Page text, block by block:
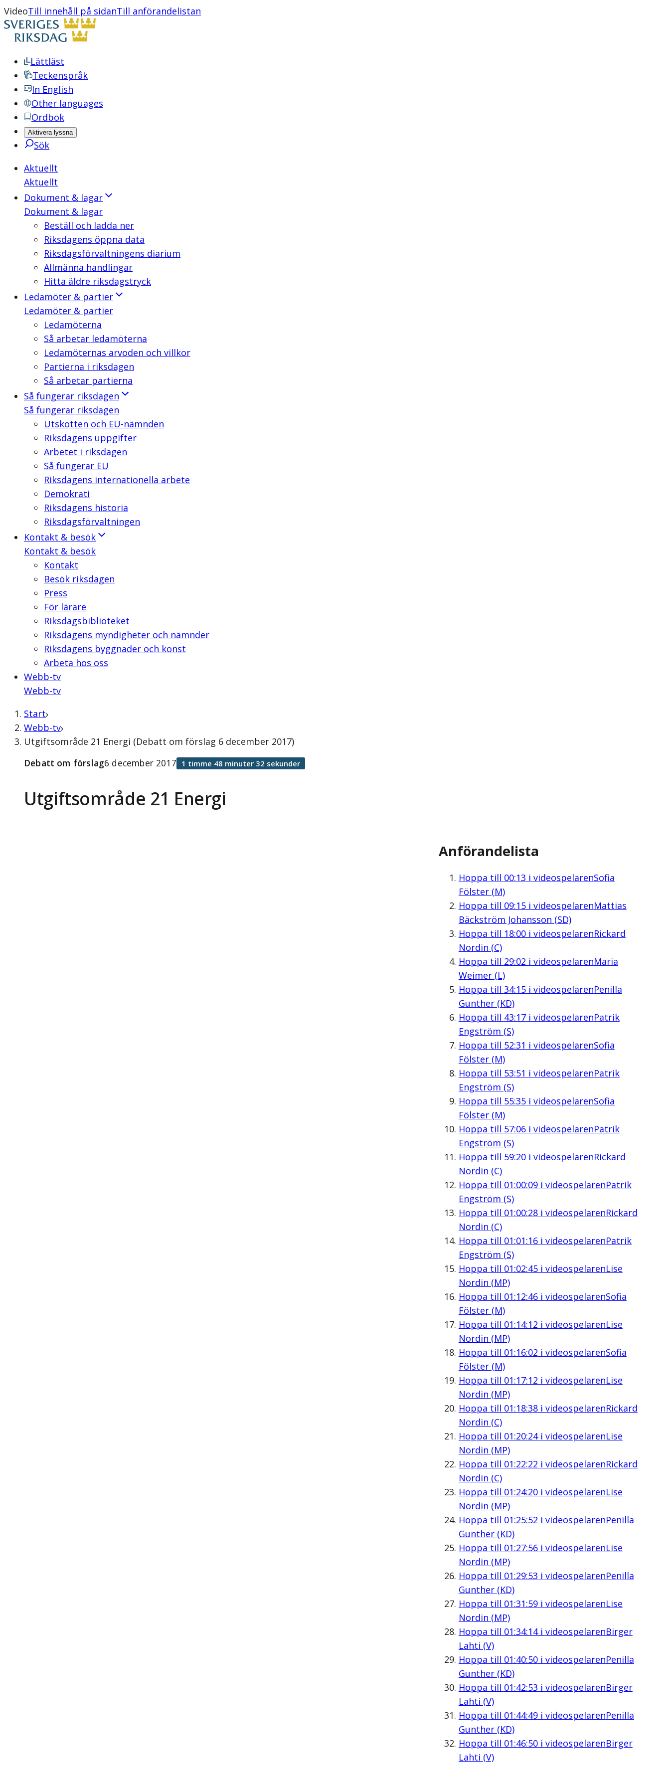
VideoTill innehåll på sidanTill anförandelistan
Lättläst
Teckenspråk
In English
Other languages
Ordbok
Aktivera lyssna
Sök
Aktuellt
Aktuellt
Dokument & lagar
Dokument & lagar
Beställ och ladda ner
Riksdagens öppna data
Riksdagsförvaltningens diarium
Allmänna handlingar
Hitta äldre riksdagstryck
Ledamöter & partier
Ledamöter & partier
Ledamöterna
Så arbetar ledamöterna
Ledamöternas arvoden och villkor
Partierna i riksdagen
Så arbetar partierna
Så fungerar riksdagen
Så fungerar riksdagen
Utskotten och EU-nämnden
Riksdagens uppgifter
Arbetet i riksdagen
Så fungerar EU
Riksdagens internationella arbete
Demokrati
Riksdagens historia
Riksdagsförvaltningen
Kontakt & besök
Kontakt & besök
Kontakt
Besök riksdagen
Press
För lärare
Riksdagsbiblioteket
Riksdagens myndigheter och nämnder
Riksdagens byggnader och konst
Arbeta hos oss
Webb-tv
Webb-tv
Start
Webb-tv
Utgiftsområde 21 Energi (Debatt om förslag 6 december 2017)
Utgiftsområde 21 Energi
Debatt om förslag6 december 2017 1 timme 48 minuter 32 sekunder
Anförandelista
Hoppa till 00:13 i videospelarenSofia
Fölster (M)
Hoppa till 09:15i videospelarenMattias
Bäckström Johansson (SD)
Hoppa till 18:00i videospelarenRickard
Nordin (C)
Hoppa till 29:02 i videospelarenMaria
Weimer (L)
Hoppa till 34:15i videospelarenPenilla
Gunther (KD)
Hoppa till 43:17i videospelarenPatrik
Engström (S)
Hoppa till 52:31 i videospelarenSofia
Fölster (M)
Hoppa till 53:51 i videospelarenPatrik
Engström (S)
Hoppa till 55:35i videospelarenSofia
Fölster (M)
Hoppa till 57:06i videospelarenPatrik
Engström (S)
Hoppa till 59:20i videospelarenRickard
Nordin (C)
Hoppa till 01:00:09i videospelarenPatrik
Engström (S)
Hoppa till 01:00:28i videospelarenRickard
Nordin (C)
Hoppa till 01:01:16i videospelarenPatrik
Engström (S)
Hoppa till 01:02:45i videospelarenLise
Nordin (MP)
Hoppa till 01:12:46i videospelarenSofia
Fölster (M)
Hoppa till 01:14:12 i videospelarenLise
Nordin (MP)
Hoppa till 01:16:02 i videospelarenSofia
Fölster (M)
Hoppa till 01:17:12 i videospelarenLise
Nordin (MP)
Hoppa till 01:18:38i videospelarenRickard
Nordin (C)
Hoppa till 01:20:24i videospelarenLise
Nordin (MP)
Hoppa till 01:22:22 i videospelarenRickard
Nordin (C)
Hoppa till 01:24:20i videospelarenLise
Nordin (MP)
Hoppa till 01:25:52 i videospelarenPenilla
Gunther (KD)
Hoppa till 01:27:56i videospelarenLise
Nordin (MP)
Hoppa till 01:29:53 i videospelarenPenilla
Gunther (KD)
Hoppa till 01:31:59i videospelarenLise
Nordin (MP)
Hoppa till 01:34:14i videospelarenBirger
Lahti (V)
Hoppa till 01:40:50i videospelarenPenilla
Gunther (KD)
Hoppa till 01:42:53 i videospelarenBirger
Lahti (V)
Hoppa till 01:44:49i videospelarenPenilla
Gunther (KD)
Hoppa till 01:46:50i videospelarenBirger
Lahti (V)